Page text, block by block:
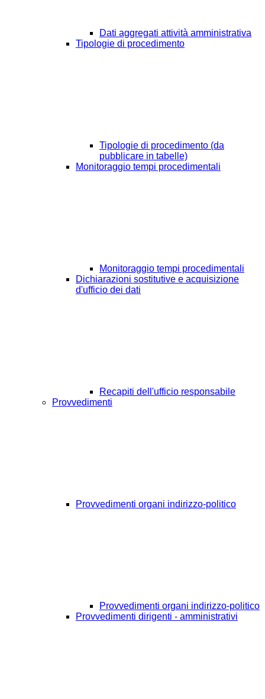
Dati aggregati attività amministrativa
Tipologie di procedimento
Tipologie di procedimento (da
pubblicare in tabelle)
Monitoraggio tempi procedimentali
Monitoraggio tempi procedimentali
Dichiarazioni sostitutive e acquisizione
d'ufficio dei dati
Recapiti dell'ufficio responsabile
Provvedimenti
Provvedimenti organi indirizzo-politico
Provvedimenti organi indirizzo-politico
Provvedimenti dirigenti - amministrativi